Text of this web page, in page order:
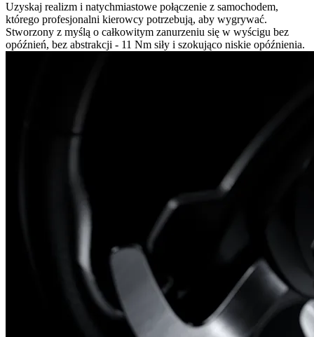
Uzyskaj realizm i natychmiastowe połączenie z samochodem,
którego profesjonalni kierowcy potrzebują, aby wygrywać.
Stworzony z myślą o całkowitym zanurzeniu się w wyścigu bez
opóźnień, bez abstrakcji - 11 Nm siły i szokująco niskie opóźnienia.